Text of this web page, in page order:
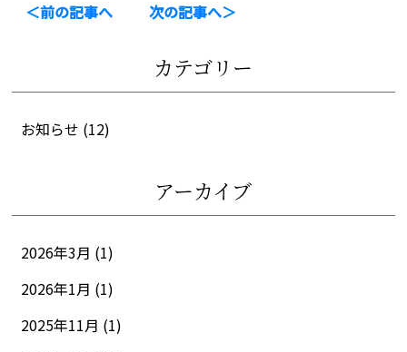
＜前の記事へ 次の記事へ＞
カテゴリー
お知らせ (12)
アーカイブ
2026年3月 (1)
2026年1月 (1)
2025年11月 (1)